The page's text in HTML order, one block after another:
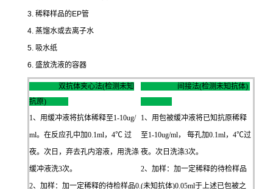
3. 稀释样品的EP管
4. 蒸馏水或去离子水
5. 吸水纸
6. 盛放洗液的容器
双抗体夹心法(检测未知
抗原)
间接法(检测未知抗体)
1、用缓冲液将抗体稀释至1-10ug/
ml。在反应孔中加0.1ml，4℃ 过
夜。次日，弃去孔内溶液，用洗涤
缓冲液洗3次。
2、加样：加一定稀释的待检样品0.
1、用包被缓冲液将已知抗原稀释
至1-10ug/ml， 每孔加0.1ml，4℃过
夜。次日洗涤3次。
2、加样：加一定稀释的待检样品
(未知抗体)0.05ml于上述已包被之